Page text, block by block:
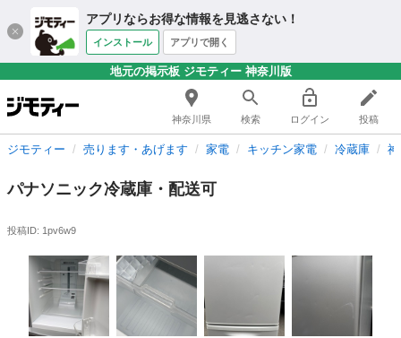
アプリならお得な情報を見逃さない！
インストール アプリで開く
地元の掲示板 ジモティー 神奈川版
神奈川県 検索 ログイン 投稿
ジモティー 売ります・あげます 家電 キッチン家電 冷蔵庫
パナソニック冷蔵庫・配送可
投稿ID: 1pv6w9